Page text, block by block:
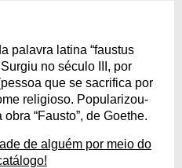
palavra latina “faustus
no século III, por
que se sacrifica por
religioso. Popularizou-
“Fausto”, de Goethe.
de alguém por meio do